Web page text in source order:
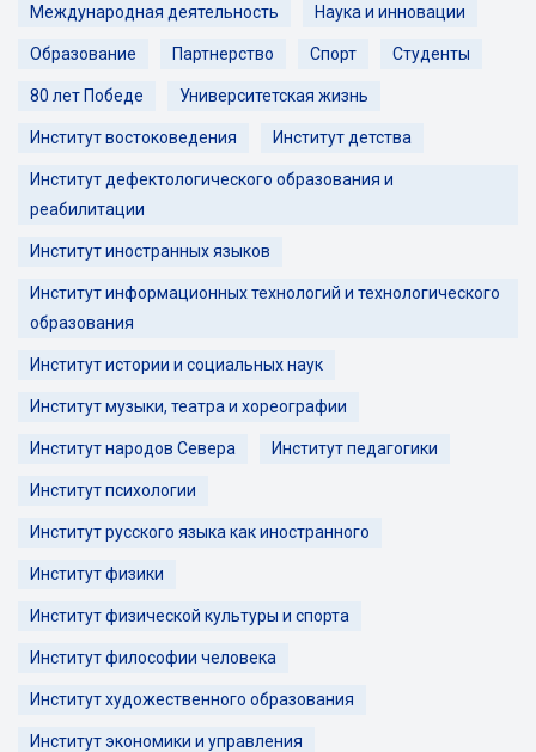
Международная деятельность Наука и инновации
Образование Партнерство Спорт Студенты
80 лет Победе Университетская жизнь
Институт востоковедения Институт детства
Институт дефектологического образования и
реабилитации
Институт иностранных языков
Институт информационных технологий и технологического
образования
Институт истории и социальных наук
Институт музыки, театра и хореографии
Институт народов Севера Институт педагогики
Институт психологии
Институт русского языка как иностранного
Институт физики
Институт физической культуры и спорта
Институт философии человека
Институт художественного образования
Институт экономики и управления